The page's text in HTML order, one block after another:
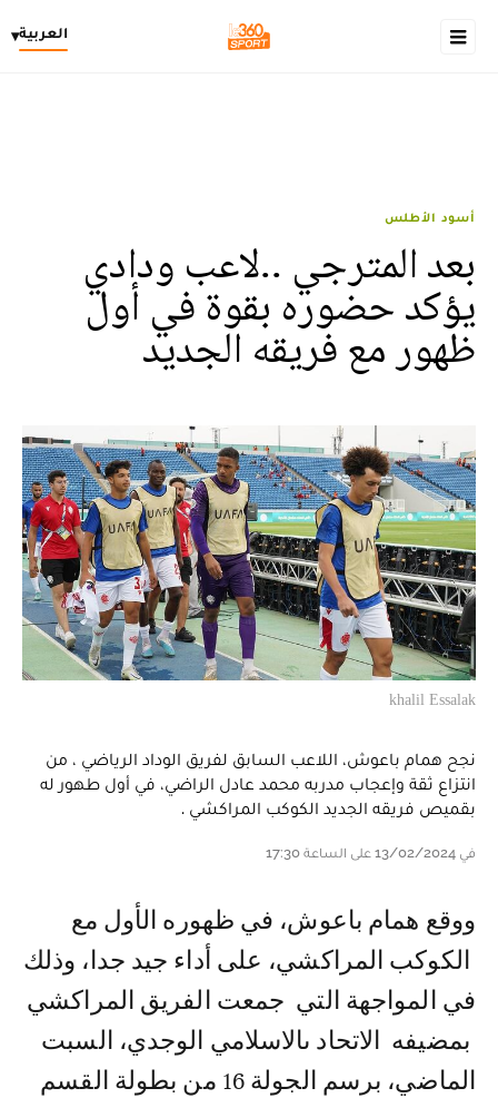
العربية▾
أسود الأطلس
بعد المترجي ..لاعب ودادي
يؤكد حضوره بقوة في أول
ظهور مع فريقه الجديد
khalil Essalak
نجح همام باعوش، اللاعب السابق لفريق الوداد الرياضي ، من
انتزاع ثقة وإعجاب مدربه محمد عادل الراضي، في أول طهور له
بقميص فريقه الجديد الكوكب المراكشي .
في 13/02/2024 على الساعة 17:30
ووقع همام باعوش، في ظهوره الأول مع
الكوكب المراكشي، على أداء جيد جدا، وذلك
في المواجهة التي جمعت الفريق المراكشي
بمضيفه الاتحاد ىالاسلامي الوجدي، السبت
الماضي، برسم الجولة 16 من بطولة القسم